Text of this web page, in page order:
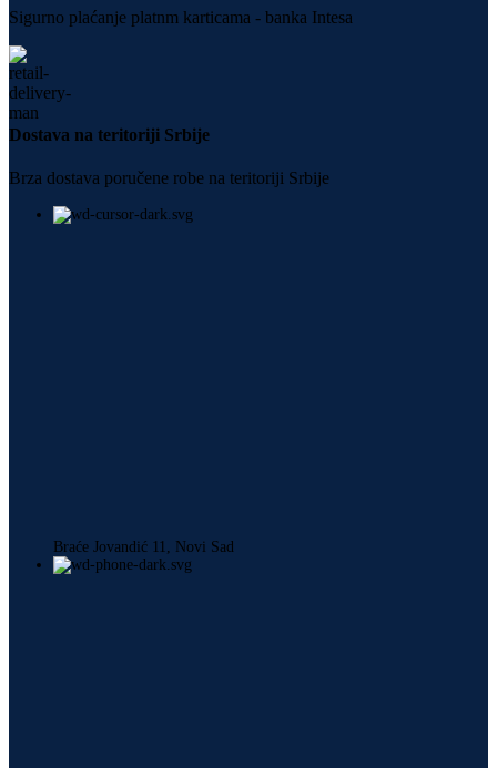
Sigurno plaćanje platnm karticama - banka Intesa
Dostava na teritoriji Srbije
Brza dostava poručene robe na teritoriji Srbije
Braće Jovandić 11, Novi Sad